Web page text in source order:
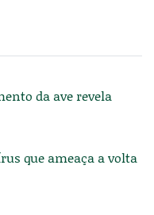
da ave revela
que ameaça a volta